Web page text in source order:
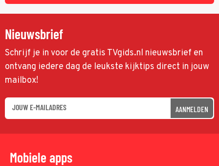
Nieuwsbrief
Schrijf je in voor de gratis TVgids.nl nieuwsbrief en
ontvang iedere dag de leukste kijktips direct in jouw
mailbox!
AANMELDEN
Mobiele apps